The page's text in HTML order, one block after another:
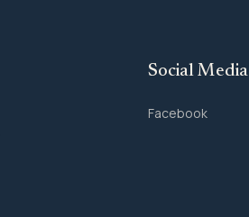
Social Media
Facebook